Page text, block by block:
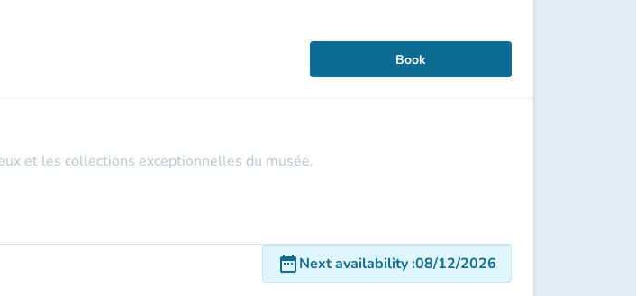
Book
et les collections exceptionnelles du musée.
date_rangeNext availability:08/12/2026